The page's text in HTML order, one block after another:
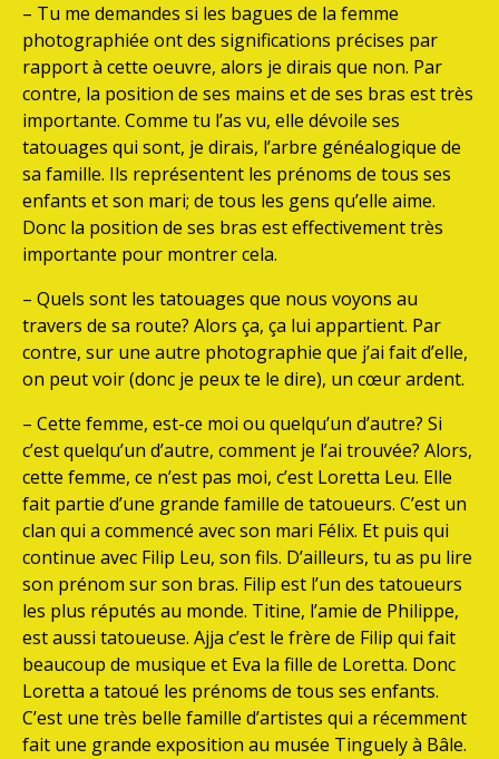
– Tu me demandes si les bagues de la femme
photographiée ont des significations précises par
rapport à cette oeuvre, alors je dirais que non. Par
contre, la position de ses mains et de ses bras est très
importante. Comme tu l’as vu, elle dévoile ses
tatouages qui sont, je dirais, l’arbre généalogique de
sa famille. Ils représentent les prénoms de tous ses
enfants et son mari; de tous les gens qu’elle aime.
Donc la position de ses bras est effectivement très
importante pour montrer cela.
– Quels sont les tatouages que nous voyons au
travers de sa route? Alors ça, ça lui appartient. Par
contre, sur une autre photographie que j’ai fait d’elle,
on peut voir (donc je peux te le dire), un cœur ardent.
– Cette femme, est-ce moi ou quelqu’un d’autre? Si
c’est quelqu’un d’autre, comment je l’ai trouvée? Alors,
cette femme, ce n’est pas moi, c’est Loretta Leu. Elle
fait partie d’une grande famille de tatoueurs. C’est un
clan qui a commencé avec son mari Félix. Et puis qui
continue avec Filip Leu, son fils. D’ailleurs, tu as pu lire
son prénom sur son bras. Filip est l’un des tatoueurs
les plus réputés au monde. Titine, l’amie de Philippe,
est aussi tatoueuse. Ajja c’est le frère de Filip qui fait
beaucoup de musique et Eva la fille de Loretta. Donc
Loretta a tatoué les prénoms de tous ses enfants.
C’est une très belle famille d’artistes qui a récemment
fait une grande exposition au musée Tinguely à Bâle.